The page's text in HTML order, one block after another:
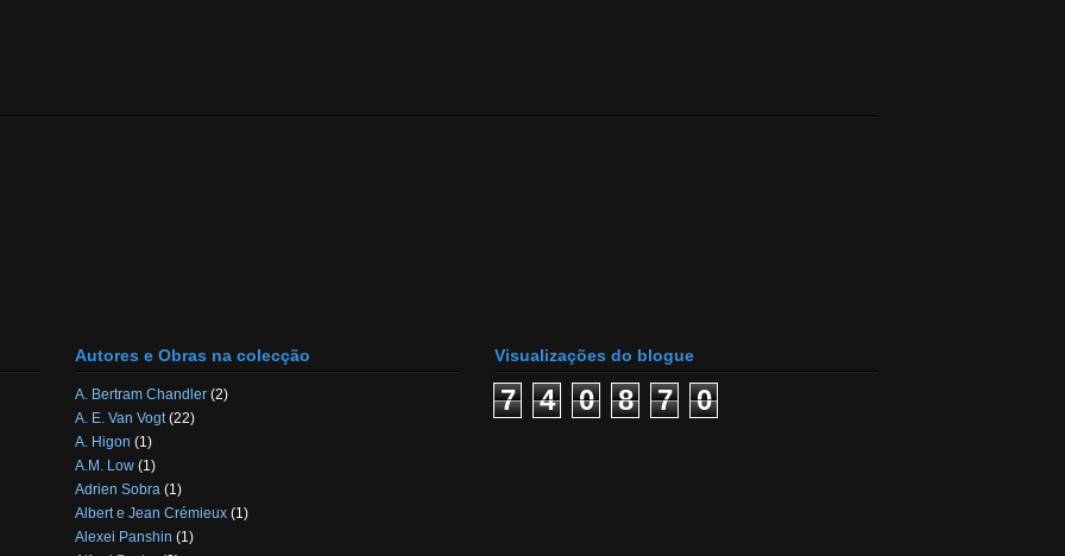
Autores e Obras na colecção
A. Bertram Chandler (2)
A. E. Van Vogt (22)
A. Higon (1)
A.M. Low (1)
Adrien Sobra (1)
Albert e Jean Crémieux (1)
Alexei Panshin (1)
Visualizações do blogue
7 4 0 8 7 0